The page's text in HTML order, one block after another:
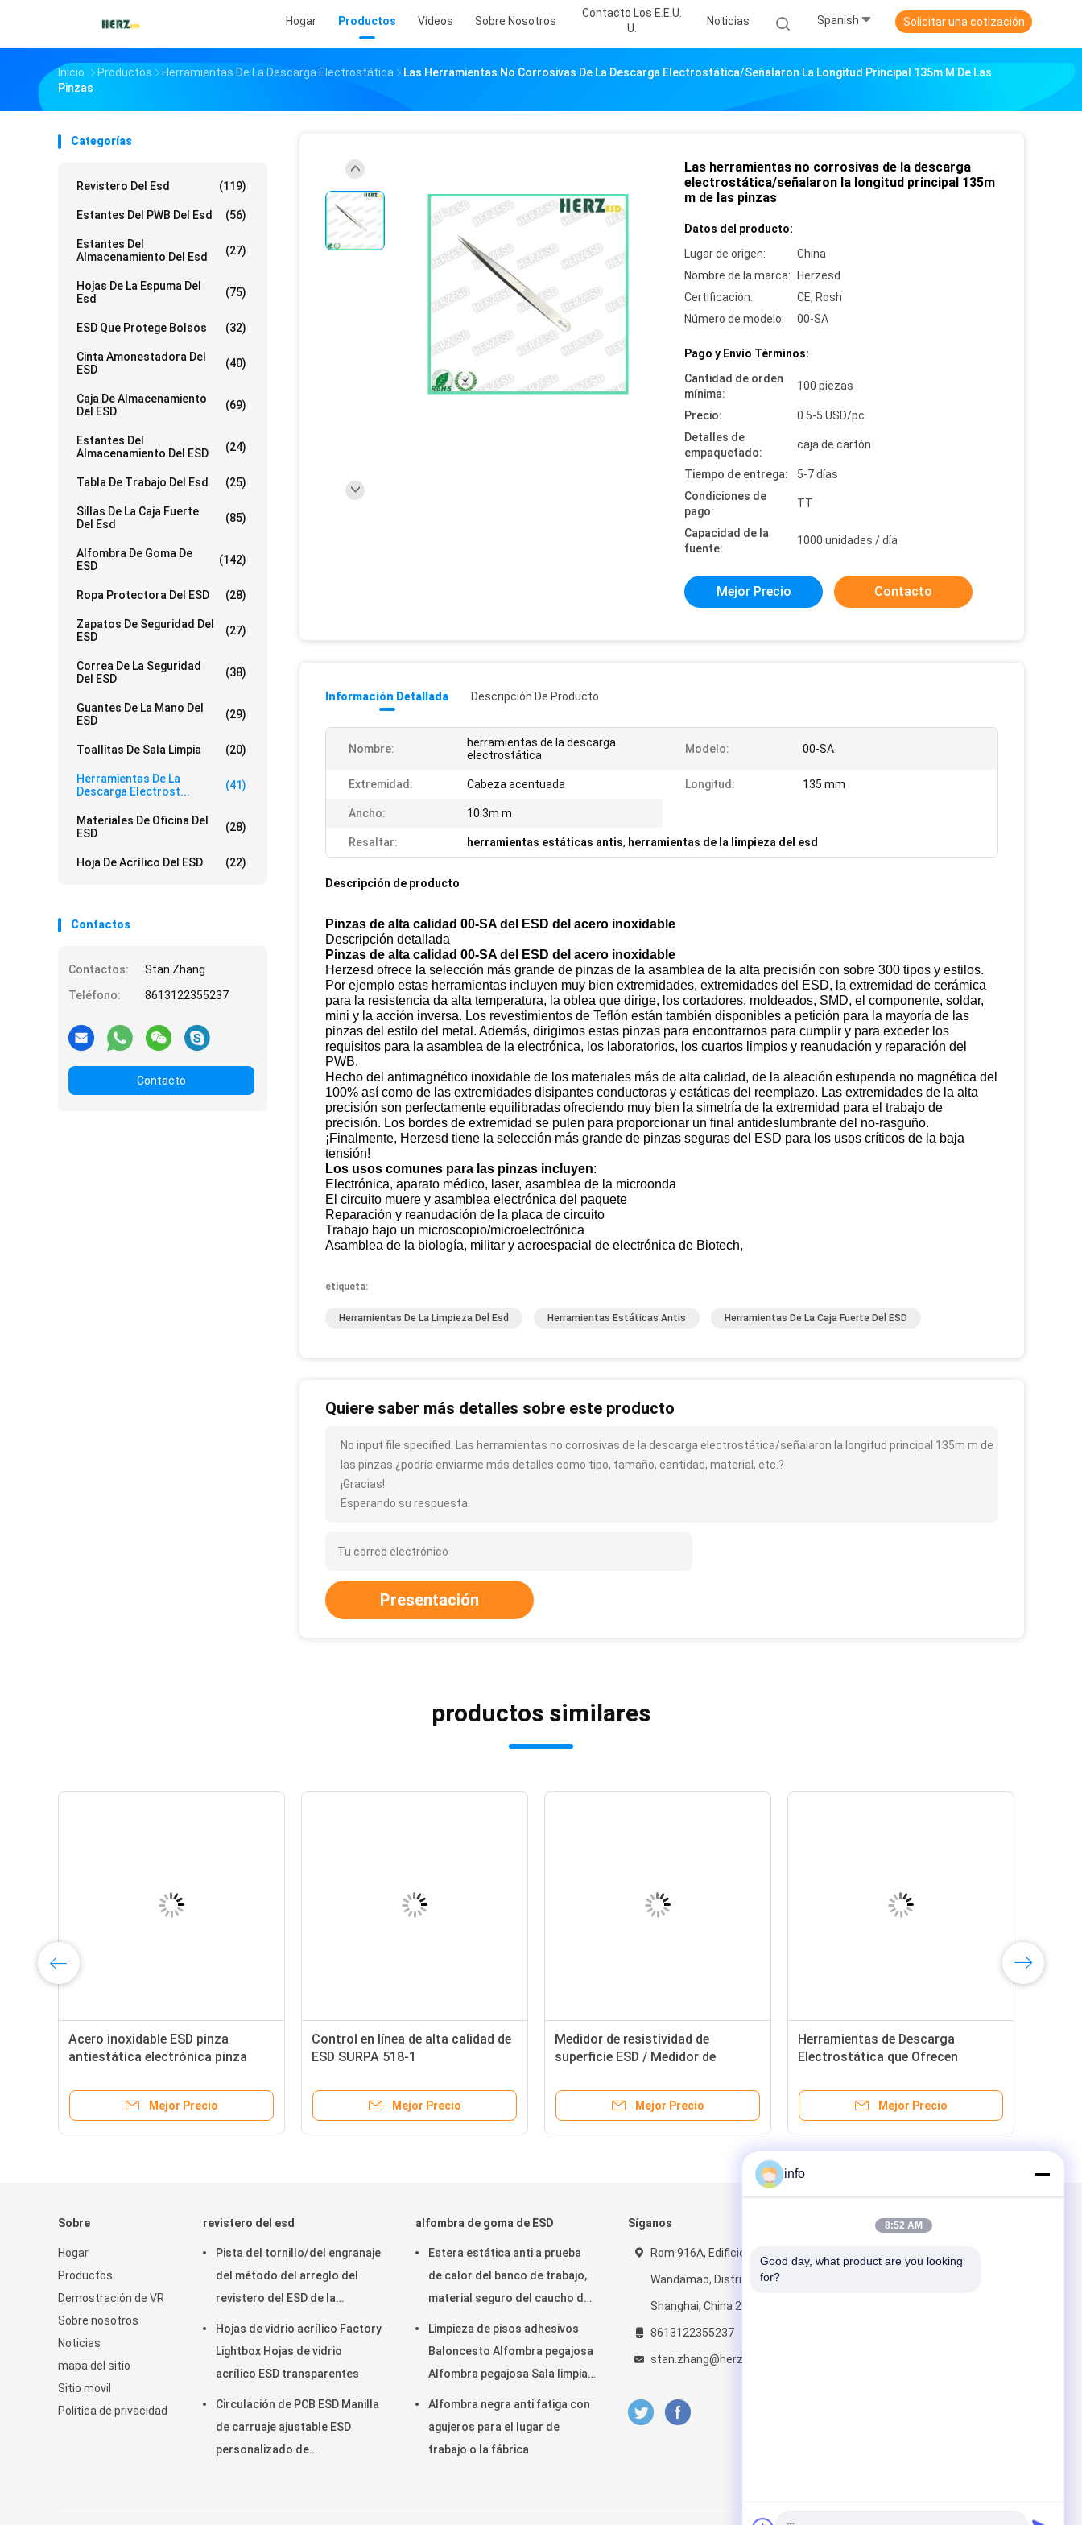
Hogar Productos Vídeos Sobre Nosotros
Contacto Los E.E.U.
U.
Noticias Spanish Solicitar una cotización
Inicio Productos Herramientas De La Descarga Electrostática
Las Herramientas No Corrosivas De La Descarga Electrostática/señalaron La Longitud Principal 135m M De Las
Pinzas
Categorías
Revistero Del Esd (119)
Estantes Del PWB Del Esd (56)
Estantes Del
Almacenamiento Del Esd
(27)
Hojas De La Espuma Del
Esd
(75)
ESD Que Protege Bolsos (32)
Cinta Amonestadora Del
ESD
(40)
Caja De Almacenamiento
Del ESD
(69)
Estantes Del
Almacenamiento Del ESD
(24)
Tabla De Trabajo Del Esd (25)
Sillas De La Caja Fuerte
Del Esd
(85)
Alfombra De Goma De
ESD
(142)
Ropa Protectora Del ESD (28)
Zapatos De Seguridad Del
ESD
(27)
Correa De La Seguridad
Del ESD
(38)
Guantes De La Mano Del
ESD
(29)
Toallitas De Sala Limpia (20)
Herramientas De La
Descarga Electrost...
(41)
Materiales De Oficina Del
ESD
(28)
Hoja De Acrílico Del ESD (22)
Contactos
Contactos:
Stan Zhang
Teléfono:
8613122355237
Contacto
Las herramientas no corrosivas de la descarga
electrostática/señalaron la longitud principal 135m
m de las pinzas
Datos del producto:
Lugar de origen:
China
Nombre de la marca:
Herzesd
Certificación:
CE, Rosh
Número de modelo:
00-SA
Pago y Envío Términos:
Cantidad de orden
mínima:
100 piezas
Precio:
0.5-5 USD/pc
Detalles de
empaquetado:
caja de cartón
Tiempo de entrega:
5-7 días
Condiciones de
pago:
TT
Capacidad de la
fuente:
1000 unidades / día
Mejor Precio Contacto
Información Detallada Descripción De Producto
Nombre:
herramientas de la descarga
electrostática
Modelo: 00-SA
Extremidad: Cabeza acentuada Longitud: 135 mm
Ancho: 10.3m m
Resaltar: herramientas estáticas antis, herramientas de la limpieza del esd
Descripción de producto
Pinzas de alta calidad 00-SA del ESD del acero inoxidable
Descripción detallada
Pinzas de alta calidad 00-SA del ESD del acero inoxidable
Herzesd ofrece la selección más grande de pinzas de la asamblea de la alta precisión con sobre 300 tipos y estilos.
Por ejemplo estas herramientas incluyen muy bien extremidades, extremidades del ESD, la extremidad de cerámica
para la resistencia da alta temperatura, la oblea que dirige, los cortadores, moldeados, SMD, el componente, soldar,
mini y la acción inversa. Los revestimientos de Teflón están también disponibles a petición para la mayoría de las
pinzas del estilo del metal. Además, dirigimos estas pinzas para encontrarnos para cumplir y para exceder los
requisitos para la asamblea de la electrónica, los laboratorios, los cuartos limpios y reanudación y reparación del
PWB.
Hecho del antimagnético inoxidable de los materiales más de alta calidad, de la aleación estupenda no magnética del
100% así como de las extremidades disipantes conductoras y estáticas del reemplazo. Las extremidades de la alta
precisión son perfectamente equilibradas ofreciendo muy bien la simetría de la extremidad para el trabajo de
precisión. Los bordes de extremidad se pulen para proporcionar un final antideslumbrante del no-rasguño.
¡Finalmente, Herzesd tiene la selección más grande de pinzas seguras del ESD para los usos críticos de la baja
tensión!
Los usos comunes para las pinzas incluyen:
Electrónica, aparato médico, laser, asamblea de la microonda
El circuito muere y asamblea electrónica del paquete
Reparación y reanudación de la placa de circuito
Trabajo bajo un microscopio/microelectrónica
Asamblea de la biología, militar y aeroespacial de electrónica de Biotech,
etiqueta:
Herramientas De La Limpieza Del Esd Herramientas Estáticas Antis Herramientas De La Caja Fuerte Del ESD
Quiere saber más detalles sobre este producto
No input file specified. Las herramientas no corrosivas de la descarga electrostática/señalaron la longitud principal 135m m de
las pinzas ¿podría enviarme más detalles como tipo, tamaño, cantidad, material, etc.?
¡Gracias!
Esperando su respuesta.
Presentación
productos similares
Acero inoxidable ESD pinza
antiestática electrónica pinza
precisión
Mejor Precio
Control en línea de alta calidad de
ESD SURPA 518-1
Mejor Precio
Medidor de resistividad de
superficie ESD / Medidor de
antistática / Dispositivo de
ensayo ESD
Mejor Precio
Herramientas de Descarga
Electrostática que Ofrecen
Eléctrica con Interfaz Digital Fácil
Mejor Precio
Sobre
Hogar
Productos
Demostración de VR
Sobre nosotros
Noticias
mapa del sitio
Sitio movil
Política de privacidad
revistero del esd
Pista del tornillo/del engranaje
del método del arreglo del
revistero del ESD de la
Hojas de vidrio acrílico Factory
Lightbox Hojas de vidrio
acrílico ESD transparentes
Circulación de PCB ESD Manilla
de carruaje ajustable ESD
personalizado de
alfombra de goma de ESD
Estera estática anti a prueba
de calor del banco de trabajo,
material seguro del caucho de
Limpieza de pisos adhesivos
Baloncesto Alfombra pegajosa
Alfombra pegajosa Sala limpia
Alfombra negra anti fatiga con
agujeros para el lugar de
trabajo o la fábrica
Síganos
Rom 916A, Edificio 5,
Wandamao, Distrito Qingpu,
Shanghai, China 201700
8613122355237
stan.zhang@herzesd.com
Envíenos un correo
info
8:52 AM
Good day, what product are you looking
for?